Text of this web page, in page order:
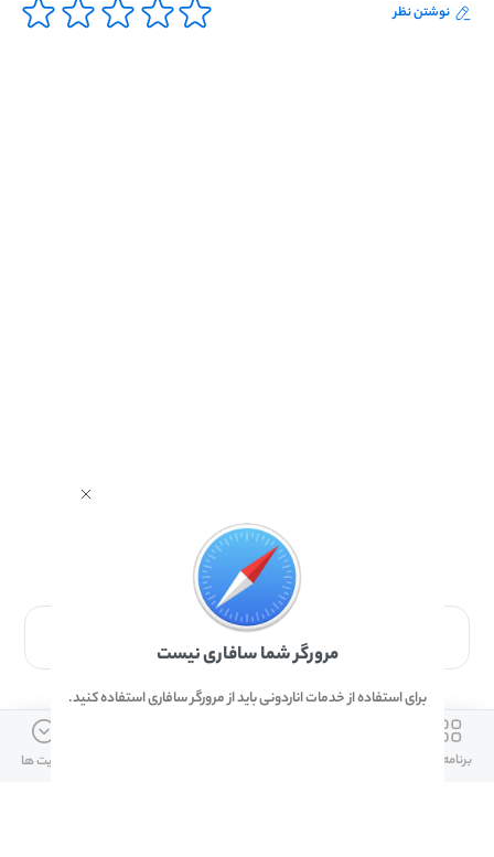
نوشتن نظر
برای دانلود برنامه با مرورگر Safari وارد شوید.
ارتباط با ما
برنامه ها آپدیت ها
مرورگر شما سافاری نیست
برای استفاده از خدمات اناردونی باید از مرورگر سافاری استفاده کنید.